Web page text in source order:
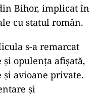
dosarul a fost
Iulia.
folosul
junior va fi
în folosul